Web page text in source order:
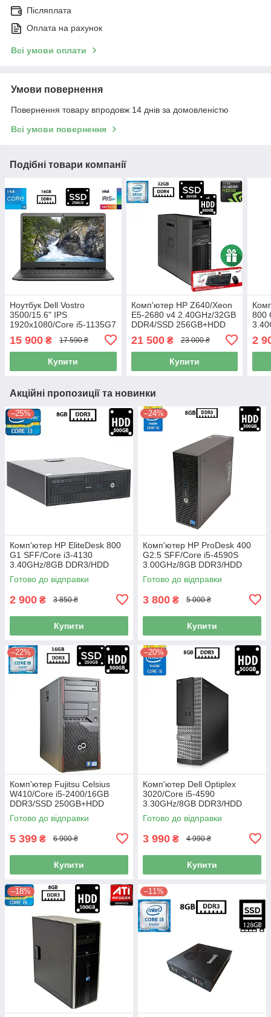
Післяплата
Оплата на рахунок
Всі умови оплати
Умови повернення
Повернення товару впродовж 14 днів за домовленістю
Всі умови повернення
Подібні товари компанії
Ноутбук Dell Vostro
3500/15.6" IPS
1920x1080/Core i5-1135G7
2.40GHz/16GB DDR4/SSD
256GB/Intel Iris Xe
Graphics/Камера Б/В
15 900 ₴ 17 590 ₴
Купити
Комп'ютер HP Z640/Xeon
E5-2680 v4 2.40GHz/32GB
DDR4/SSD 256GB+HDD
1TB/NVIDIA Quadro K2200
4GB/925W Б/В +
Подарунок
21 500₴ 23 000 ₴
Купити
800
2
Акційні пропозиції та новинки
–25%
Комп'ютер HP EliteDesk 800
G1 SFF/Core i3-4130
3.40GHz/8GB DDR3/HDD
500GB/Intel HD Graphics 4400
Б/В
Готово до відправки
2 900 ₴ 3 850 ₴
Купити
–24%
Комп'ютер HP ProDesk 400
G2.5 SFF/Core i5-4590S
3.00GHz/8GB DDR3/HDD
500GB/Intel HD Graphics
4600 Б/В
Готово до відправки
3 800 ₴ 5 000 ₴
Купити
–22%
Комп'ютер Fujitsu Celsius
W410/Core i5-2400/16GB
DDR3/SSD 250GB+HDD
500GB/Intel HD Graphics
2000/DVI Б/В
Готово до відправки
5 399 ₴ 6 900 ₴
Купити
–20%
Комп'ютер Dell Optiplex
3020/Core i5-4590
3.30GHz/8GB DDR3/HDD
500GB/HD Graphics 4600 Б/В
Готово до відправки
3 990 ₴ 4 990 ₴
Купити
–18% –11%